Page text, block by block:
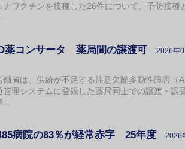
ナワクチンを接種した26件について、予防接
薬コンサータ 薬局間の譲渡可 2026年
省は、供給が不足する注意欠陥多動性障害（
管理システムに登録した薬局同士での譲渡・
病院の83％が経常赤字 25年度 2026